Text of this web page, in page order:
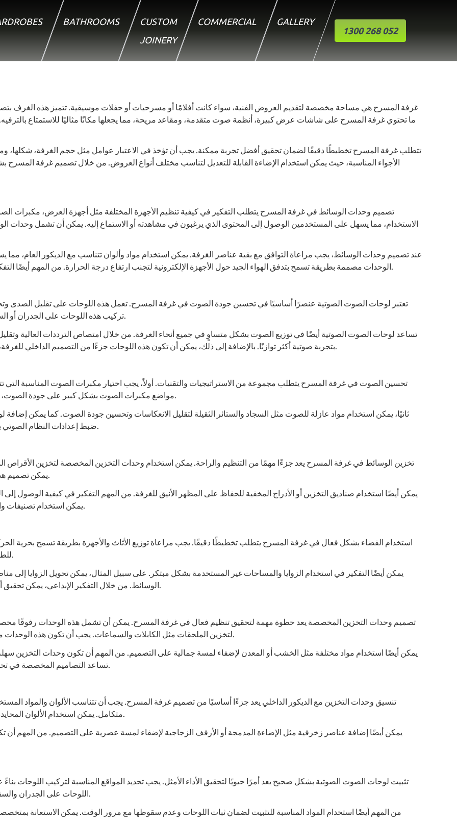
BATHROOMS
CUSTOM
JOINERY
COMMERCIAL GALLERY
1300 268 052
غرفة المسرح هي مساحة مخصصة لتقديم العروض الفنية، سواء كانت أفلامًا أو مسرحيات أو حفلات موسيقية. تتميز هذه الغرف
ما تحتوي غرفة المسرح على شاشات عرض كبيرة، أنظمة صوت متقدمة، ومقاعد مريحة، مما يجعلها مكانًا مثاليًا للاستمتاع
تتطلب غرفة المسرح تخطيطًا دقيقًا لضمان تحقيق أفضل تجربة ممكنة. يجب أن تؤخذ في الاعتبار عوامل مثل حجم الغرفة، شكلها،
الأجواء المناسبة، حيث يمكن استخدام الإضاءة القابلة للتعديل لتناسب مختلف أنواع العروض. من خلال تصميم غرفة
تصميم وحدات الوسائط في غرفة المسرح يتطلب التفكير في كيفية تنظيم الأجهزة المختلفة مثل أجهزة العرض، مكبرات
الاستخدام، مما يسهل على المستخدمين الوصول إلى المحتوى الذي يرغبون في مشاهدته أو الاستماع إليه. يمكن أن تشمل وحدات
عند تصميم وحدات الوسائط، يجب مراعاة التوافق مع بقية عناصر الغرفة. يمكن استخدام مواد وألوان تتناسب مع الديكور العام،
الوحدات مصممة بطريقة تسمح بتدفق الهواء الجيد حول الأجهزة الإلكترونية لتجنب ارتفاع درجة الحرارة. من المهم أيضًا التفكير في كيفية إخفاء الأسلاك والكابلات لتجنب الفوضى البصرية.
تعتبر لوحات الصوت الصوتية عنصرًا أساسيًا في تحسين جودة الصوت في غرفة المسرح. تعمل هذه اللوحات على تقليل الصدى
تركيب هذه اللوحات على الجدران أو السقف، وتأتي بأشكال وأحجام مختلفة لتناسب احتياجات الغرفة.
تساعد لوحات الصوت الصوتية أيضًا في توزيع الصوت بشكل متساوٍ في جميع أنحاء الغرفة. من خلال امتصاص الترددات العالية
بتجربة صوتية أكثر توازنًا. بالإضافة إلى ذلك، يمكن أن تكون هذه اللوحات جزءًا من التصميم الداخلي للغرفة، حيث تتوفر بألوان وتصاميم متنوعة تتناسب مع الأجواء العامة.
تحسين الصوت في غرفة المسرح يتطلب مجموعة من الاستراتيجيات والتقنيات. أولاً، يجب اختيار مكبرات الصوت المناسبة
مواضع مكبرات الصوت بشكل كبير على جودة الصوت، لذا يجب وضعها بشكل استراتيجي لتحقيق أفضل توزيع للصوت.
ثانيًا، يمكن استخدام مواد عازلة للصوت مثل السجاد والستائر الثقيلة لتقليل الانعكاسات وتحسين جودة الصوت. كما يمكن
ضبط إعدادات النظام الصوتي بشكل دقيق لضمان تحقيق توازن مثالي بين الترددات المختلفة.
تخزين الوسائط في غرفة المسرح يعد جزءًا مهمًا من التنظيم والراحة. يمكن استخدام وحدات التخزين المخصصة لتخزين الأقراص
يمكن تصميم هذه الوحدات لتكون جزءًا من الجدران أو كقطع أثاث قائمة بذاتها.
يمكن أيضًا استخدام صناديق التخزين أو الأدراج المخفية للحفاظ على المظهر الأنيق للغرفة. من المهم التفكير في كيفية الوصول
يمكن استخدام تصنيفات واضحة أو ملصقات لتسهيل عملية البحث عن الوسائط المختلفة.
استخدام الفضاء بشكل فعال في غرفة المسرح يتطلب تخطيطًا دقيقًا. يجب مراعاة توزيع الأثاث والأجهزة بطريقة تسمح بحرية
للطي أو المتعدد الاستخدامات لزيادة المساحة المتاحة عند الحاجة.
يمكن أيضًا التفكير في استخدام الزوايا والمساحات غير المستخدمة بشكل مبتكر. على سبيل المثال، يمكن تحويل الزوايا إلى
الوسائط. من خلال التفكير الإبداعي، يمكن تحقيق أقصى استفادة من المساحة المتاحة وتحسين تجربة المستخدم.
تصميم وحدات التخزين المخصصة يعد خطوة مهمة لتحقيق تنظيم فعال في غرفة المسرح. يمكن أن تشمل هذه الوحدات رفوفًا
لتخزين الملحقات مثل الكابلات والسماعات. يجب أن تكون هذه الوحدات مصممة بطريقة تتناسب مع حجم الغرفة واحتياجات المستخدم.
يمكن أيضًا استخدام مواد مختلفة مثل الخشب أو المعدن لإضفاء لمسة جمالية على التصميم. من المهم أن تكون وحدات التخزين
تساعد التصاميم المخصصة في تحسين تجربة المستخدم وتسهيل الوصول إلى الوسائط المختلفة.
تنسيق وحدات التخزين مع الديكور الداخلي يعد جزءًا أساسيًا من تصميم غرفة المسرح. يجب أن تتناسب الألوان والمواد
متكامل. يمكن استخدام الألوان المحايدة أو الألوان المتناسقة مع الأثاث والإضاءة لتحقيق توازن بصري.
يمكن أيضًا إضافة عناصر زخرفية مثل الإضاءة المدمجة أو الأرفف الزجاجية لإضفاء لمسة عصرية على التصميم. من المهم
تثبيت لوحات الصوت الصوتية بشكل صحيح يعد أمرًا حيويًا لتحقيق الأداء الأمثل. يجب تحديد المواقع المناسبة لتركيب اللوحات
اللوحات على الجدران والسقف بزاوية معينة لتحسين امتصاص الصوت وتقليل الانعكاسات.
من المهم أيضًا استخدام المواد المناسبة للتثبيت لضمان ثبات اللوحات وعدم سقوطها مع مرور الوقت. يمكن الاستعانة